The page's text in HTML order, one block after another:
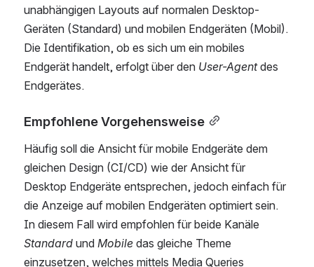
unabhängigen Layouts auf normalen Desktop-
Geräten (Standard) und mobilen Endgeräten (Mobil).
Die Identifikation, ob es sich um ein mobiles
Endgerät handelt, erfolgt über den User-Agent des
Endgerätes.
Empfohlene Vorgehensweise
Häufig soll die Ansicht für mobile Endgeräte dem
gleichen Design (CI/CD) wie der Ansicht für
Desktop Endgeräte entsprechen, jedoch einfach für
die Anzeige auf mobilen Endgeräten optimiert sein.
Standard und Mobile das gleiche Theme
einzusetzen, welches mittels Media Queries